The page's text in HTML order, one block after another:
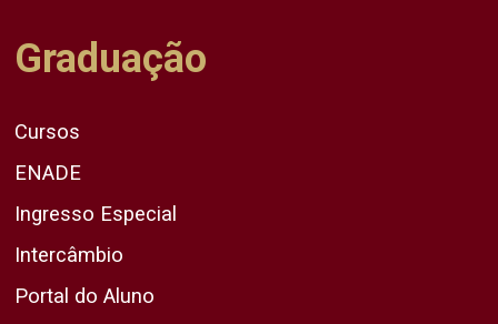
Graduação
Cursos
ENADE
Ingresso Especial
Intercâmbio
Portal do Aluno